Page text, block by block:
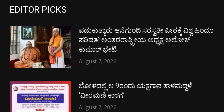
EDITOR PICKS
ಪಡುಕುತ್ಯಾರು ಆನೆಗುಂದಿ ಸರಸ್ವತೀ ಪೀಠಕ್ಕೆ ವಿಶ್ವ ಹಿಂದೂ
ಪರಿಷತ್ ಅಂತರರಾಷ್ಟ್ರೀಯ ಅಧ್ಯಕ್ಷ ಅಲೋಕ್
ಕುಮಾರ್ ಭೇಟಿ
August 7, 2026
ಬೋಳದಲ್ಲಿ ಆ.9ರಂದು ಯಕ್ಷಗಾನ ತಾಳಮದ್ದಳೆ
‘ವೀರಮಣಿ ಕಾಳಗ’
August 7, 2026